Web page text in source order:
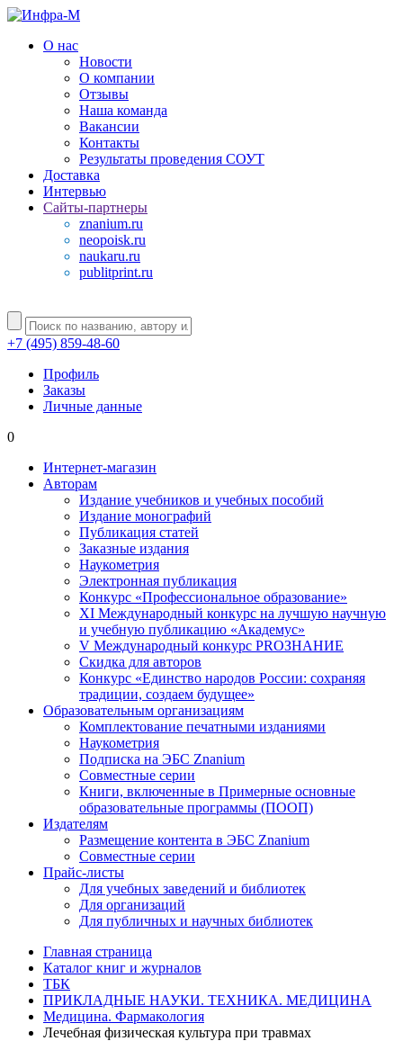
О нас
Новости
О компании
Отзывы
Наша команда
Вакансии
Контакты
Результаты проведения СОУТ
Доставка
Интервью
Сайты-партнеры
znanium.ru
neopoisk.ru
naukaru.ru
publitprint.ru
+7 (495) 859-48-60
Профиль
Заказы
Личные данные
0
Интернет-магазин
Авторам
Издание учебников и учебных пособий
Издание монографий
Публикация статей
Заказные издания
Наукометрия
Электронная публикация
Конкурс «Профессиональное образование»
XI Международный конкурс на лучшую научную
и учебную публикацию «Академус»
V Международный конкурс PROЗНАНИЕ
Скидка для авторов
Конкурс «Единство народов России: сохраняя
традиции, создаем будущее»
Образовательным организациям
Комплектование печатными изданиями
Наукометрия
Подписка на ЭБС Znanium
Совместные серии
Книги, включенные в Примерные основные
образовательные программы (ПООП)
Издателям
Размещение контента в ЭБС Znanium
Совместные серии
Прайс-листы
Для учебных заведений и библиотек
Для организаций
Для публичных и научных библиотек
Главная страница
Каталог книг и журналов
ТБК
ПРИКЛАДНЫЕ НАУКИ. ТЕХНИКА. МЕДИЦИНА
Медицина. Фармакология
Лечебная физическая культура при травмах